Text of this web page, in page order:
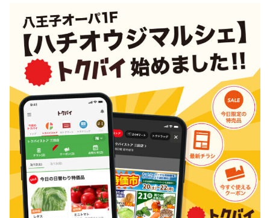
フロア
ショッ
レスト
施設案内
スタッ
電話で